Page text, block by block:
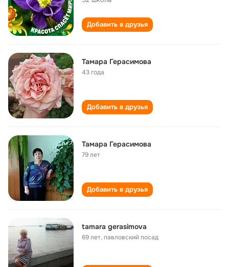
Добавить в друзья
Тамара Герасимова
43 года
Добавить в друзья
Тамара Герасимова
79 лет
Добавить в друзья
tamara gerasimova
69 лет,павловский посад